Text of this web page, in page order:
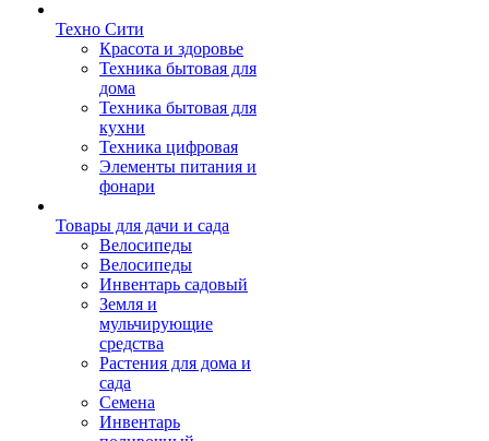
Техно Сити
Красота и здоровье
Техника бытовая для
дома
Техника бытовая для
кухни
Техника цифровая
Элементы питания и
фонари
Товары для дачи и сада
Велосипеды
Велосипеды
Инвентарь садовый
Земля и
мульчирующие
средства
Растения для дома и
сада
Семена
Инвентарь